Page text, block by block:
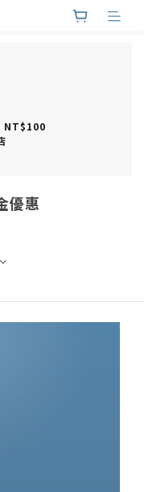
NT$100
優惠